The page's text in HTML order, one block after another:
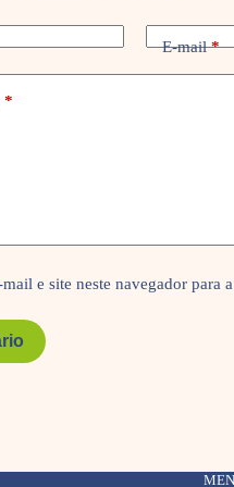
E-mail*
*
e site neste navegador para